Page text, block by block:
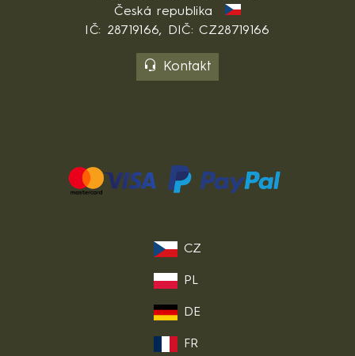
Česká republika
IČ: 28719166, DIČ: CZ28719166
Kontakt
CZ
PL
DE
FR